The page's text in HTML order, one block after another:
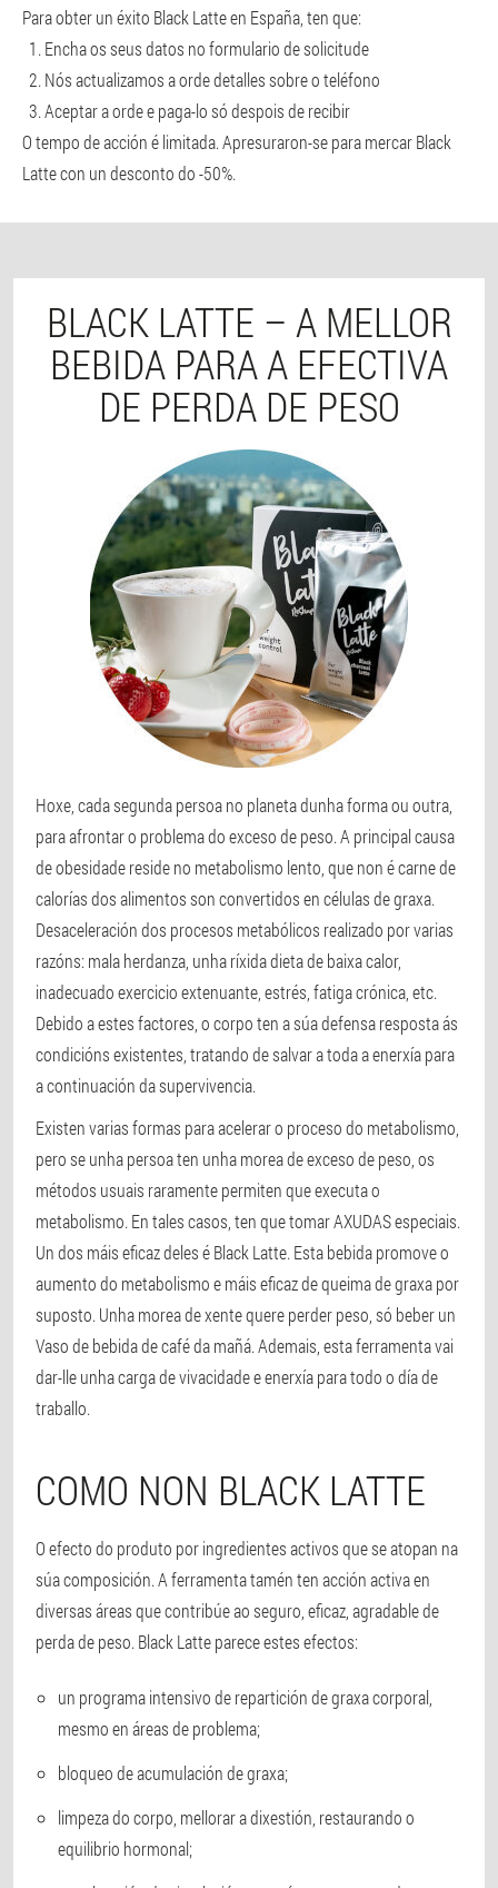
Para obter un éxito Black Latte en España, ten que:
Encha os seus datos no formulario de solicitude
Nós actualizamos a orde detalles sobre o teléfono
Aceptar a orde e paga-lo só despois de recibir
O tempo de acción é limitada. Apresuraron-se para mercar Black
Latte con un desconto do -50%.
BLACK LATTE – A MELLOR
BEBIDA PARA A EFECTIVA
DE PERDA DE PESO
Hoxe, cada segunda persoa no planeta dunha forma ou outra,
para afrontar o problema do exceso de peso. A principal causa
de obesidade reside no metabolismo lento, que non é carne de
calorías dos alimentos son convertidos en células de graxa.
Desaceleración dos procesos metabólicos realizado por varias
razóns: mala herdanza, unha ríxida dieta de baixa calor,
inadecuado exercicio extenuante, estrés, fatiga crónica, etc.
Debido a estes factores, o corpo ten a súa defensa resposta ás
condicións existentes, tratando de salvar a toda a enerxía para
a continuación da supervivencia.
Existen varias formas para acelerar o proceso do metabolismo,
pero se unha persoa ten unha morea de exceso de peso, os
métodos usuais raramente permiten que executa o
metabolismo. En tales casos, ten que tomar AXUDAS especiais.
Un dos máis eficaz deles é Black Latte. Esta bebida promove o
aumento do metabolismo e máis eficaz de queima de graxa por
suposto. Unha morea de xente quere perder peso, só beber un
Vaso de bebida de café da mañá. Ademais, esta ferramenta vai
dar-lle unha carga de vivacidade e enerxía para todo o día de
traballo.
COMO NON BLACK LATTE
O efecto do produto por ingredientes activos que se atopan na
súa composición. A ferramenta tamén ten acción activa en
diversas áreas que contribúe ao seguro, eficaz, agradable de
perda de peso. Black Latte parece estes efectos:
un programa intensivo de repartición de graxa corporal,
mesmo en áreas de problema;
bloqueo de acumulación de graxa;
limpeza do corpo, mellorar a dixestión, restaurando o
equilibrio hormonal;